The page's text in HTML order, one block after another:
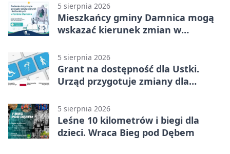
5 sierpnia 2026
Mieszkańcy gminy Damnica mogą
wskazać kierunek zmian w
5 sierpnia 2026
Grant na dostępność dla Ustki.
Urząd przygotuje zmiany dla
5 sierpnia 2026
Leśne 10 kilometrów i biegi dla
dzieci. Wraca Bieg pod Dębem